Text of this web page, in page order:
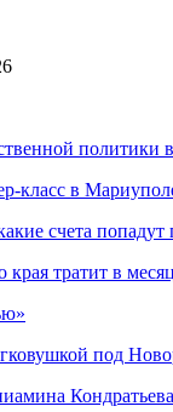
политики
класс в
счета
тратит в
под